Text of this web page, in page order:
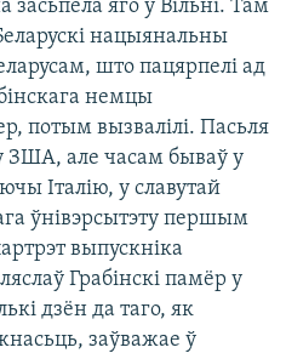
засьпела яго ў Вільні. Там
нацыянальны
што пацярпелі ад
немцы
потым вызвалілі. Пасьля
ЗША, але часам бываў у
Італію, у славутай
ўнівэрсытэту першым
выпускніка
Грабінскі памёр у
дзён да таго, як
заўважае ў